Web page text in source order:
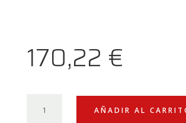
170,22 €
SPORT
AÑADIR AL